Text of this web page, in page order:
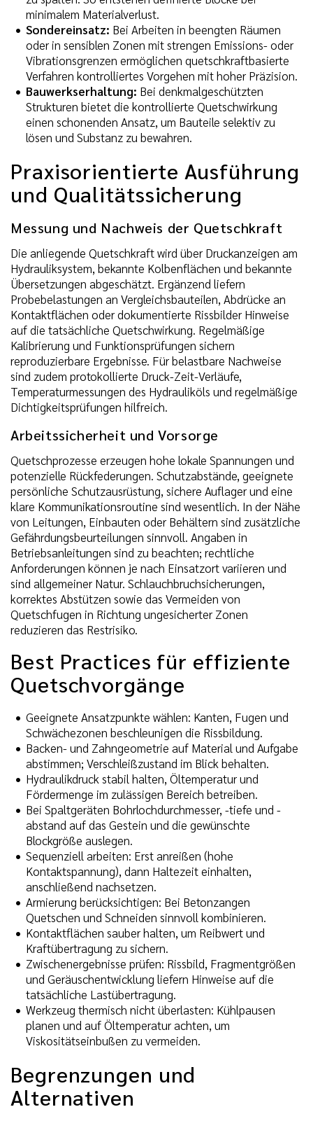
minimalem Materialverlust.
Sondereinsatz: Bei Arbeiten in beengten Räumen
oder in sensiblen Zonen mit strengen Emissions- oder
Vibrationsgrenzen ermöglichen quetschkraftbasierte
Verfahren kontrolliertes Vorgehen mit hoher Präzision.
Bauwerkserhaltung: Bei denkmalgeschützten
Strukturen bietet die kontrollierte Quetschwirkung
einen schonenden Ansatz, um Bauteile selektiv zu
lösen und Substanz zu bewahren.
Praxisorientierte Ausführung
und Qualitätssicherung
Messung und Nachweis der Quetschkraft
Die anliegende Quetschkraft wird über Druckanzeigen am
Hydrauliksystem, bekannte Kolbenflächen und bekannte
Übersetzungen abgeschätzt. Ergänzend liefern
Probebelastungen an Vergleichsbauteilen, Abdrücke an
Kontaktflächen oder dokumentierte Rissbilder Hinweise
auf die tatsächliche Quetschwirkung. Regelmäßige
Kalibrierung und Funktionsprüfungen sichern
reproduzierbare Ergebnisse. Für belastbare Nachweise
sind zudem protokollierte Druck-Zeit-Verläufe,
Temperaturmessungen des Hydrauliköls und regelmäßige
Dichtigkeitsprüfungen hilfreich.
Arbeitssicherheit und Vorsorge
Quetschprozesse erzeugen hohe lokale Spannungen und
potenzielle Rückfederungen. Schutzabstände, geeignete
persönliche Schutzausrüstung, sichere Auflager und eine
klare Kommunikationsroutine sind wesentlich. In der Nähe
von Leitungen, Einbauten oder Behältern sind zusätzliche
Gefährdungsbeurteilungen sinnvoll. Angaben in
Betriebsanleitungen sind zu beachten; rechtliche
Anforderungen können je nach Einsatzort variieren und
sind allgemeiner Natur. Schlauchbruchsicherungen,
korrektes Abstützen sowie das Vermeiden von
Quetschfugen in Richtung ungesicherter Zonen
reduzieren das Restrisiko.
Best Practices für effiziente
Quetschvorgänge
Geeignete Ansatzpunkte wählen: Kanten, Fugen und
Schwächezonen beschleunigen die Rissbildung.
Backen- und Zahngeometrie auf Material und Aufgabe
abstimmen; Verschleißzustand im Blick behalten.
Hydraulikdruck stabil halten, Öltemperatur und
Fördermenge im zulässigen Bereich betreiben.
Bei Spaltgeräten Bohrlochdurchmesser, -tiefe und -
abstand auf das Gestein und die gewünschte
Blockgröße auslegen.
Sequenziell arbeiten: Erst anreißen (hohe
Kontaktspannung), dann Haltezeit einhalten,
anschließend nachsetzen.
Armierung berücksichtigen: Bei Betonzangen
Quetschen und Schneiden sinnvoll kombinieren.
Kontaktflächen sauber halten, um Reibwert und
Kraftübertragung zu sichern.
Zwischenergebnisse prüfen: Rissbild, Fragmentgrößen
und Geräuschentwicklung liefern Hinweise auf die
tatsächliche Lastübertragung.
Werkzeug thermisch nicht überlasten: Kühlpausen
planen und auf Öltemperatur achten, um
Viskositätseinbußen zu vermeiden.
Begrenzungen und
Alternativen